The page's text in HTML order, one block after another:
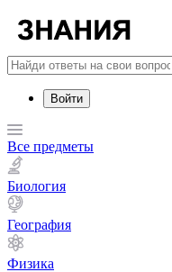
Войти
Все предметы
Биология
География
Физика